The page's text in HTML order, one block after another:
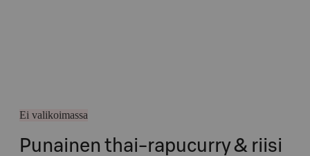
Ei valikoimassa
Punainen thai-rapucurry & riisi